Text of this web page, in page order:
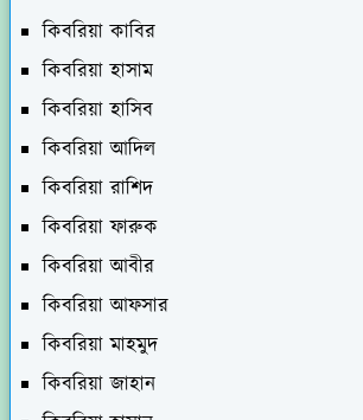
কিবরিয়া কাবির
কিবরিয়া হাসাম
কিবরিয়া হাসিব
কিবরিয়া আদিল
কিবরিয়া রাশিদ
কিবরিয়া ফারুক
কিবরিয়া আবীর
কিবরিয়া আফসার
কিবরিয়া মাহমুদ
কিবরিয়া জাহান